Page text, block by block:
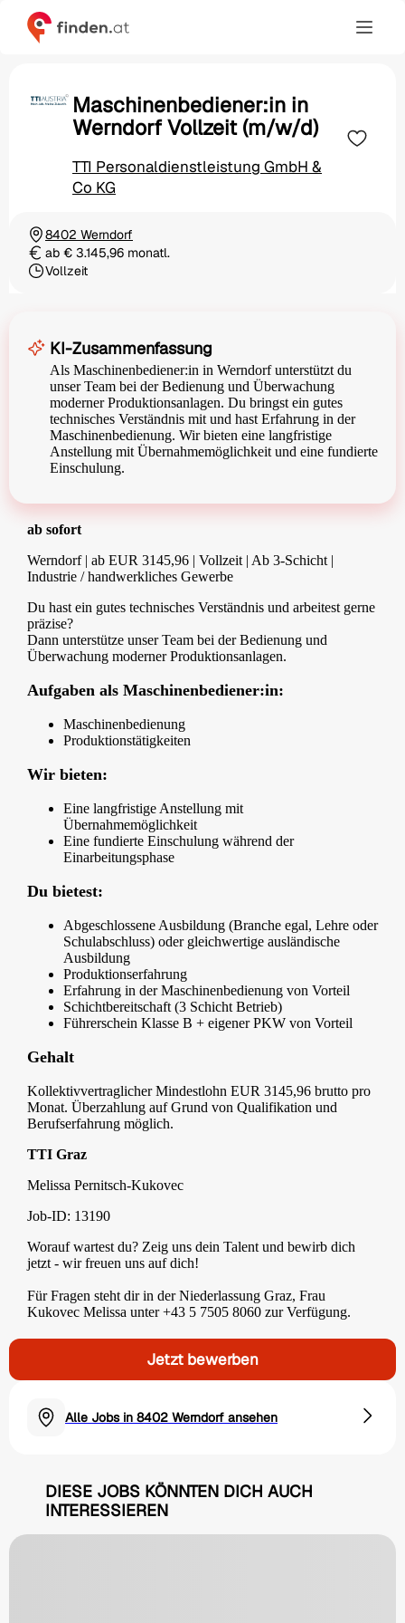
Maschinenbediener:in in
Werndorf Vollzeit (m/w/d)
TTI Personaldienstleistung GmbH &
Co KG
Ortschaft
8402 Werndorf
Gehaltab € 3.145,96 monatl.
Beschäftigungsart
Vollzeit
KI-Zusammenfassung
Als Maschinenbediener:in in Werndorf unterstützt du
unser Team bei der Bedienung und Überwachung
moderner Produktionsanlagen. Du bringst ein gutes
technisches Verständnis mit und hast Erfahrung in der
Maschinenbedienung. Wir bieten eine langfristige
Anstellung mit Übernahmemöglichkeit und eine fundierte
Einschulung.
ab sofort
Werndorf | ab EUR 3145,96 | Vollzeit | Ab 3-Schicht |
Industrie / handwerkliches Gewerbe
Du hast ein gutes technisches Verständnis und arbeitest gerne
präzise?
Dann unterstütze unser Team bei der Bedienung und
Überwachung moderner Produktionsanlagen.
Aufgaben als Maschinenbediener:in:
Maschinenbedienung
Produktionstätigkeiten
Wir bieten:
Eine langfristige Anstellung mit
Übernahmemöglichkeit
Eine fundierte Einschulung während der
Einarbeitungsphase
Du bietest:
Abgeschlossene Ausbildung (Branche egal, Lehre oder
Schulabschluss) oder gleichwertige ausländische
Ausbildung
Produktionserfahrung
Erfahrung in der Maschinenbedienung von Vorteil
Schichtbereitschaft (3 Schicht Betrieb)
Führerschein Klasse B + eigener PKW von Vorteil
Gehalt
Kollektivvertraglicher Mindestlohn EUR 3145,96 brutto pro
Monat. Überzahlung auf Grund von Qualifikation und
Berufserfahrung möglich.
TTI Graz
Melissa Pernitsch-Kukovec
Job-ID: 13190
Worauf wartest du? Zeig uns dein Talent und bewirb dich
jetzt - wir freuen uns auf dich!
Für Fragen steht dir in der Niederlassung Graz, Frau
Kukovec Melissa unter +43 5 7505 8060 zur Verfügung.
Jetzt bewerben
Alle Jobs in 8402 Werndorf ansehen
DIESE JOBS KÖNNTEN DICH AUCH
INTERESSIEREN